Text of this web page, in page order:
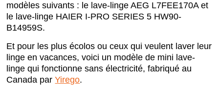
modèles suivants : le lave-linge AEG L7FEE170A et
le lave-linge HAIER I-PRO SERIES 5 HW90-
B14959S.
Et pour les plus écolos ou ceux qui veulent laver leur
linge en vacances, voici un modèle de mini lave-
linge qui fonctionne sans électricité, fabriqué au
Canada parYirego.